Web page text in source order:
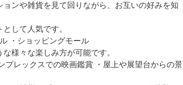
ンや雑貨を見て回りながら、お互いの好みを知
して人気です。
・ショッピングモール
様々な楽しみ方が可能です。
プレックスでの映画鑑賞 ・屋上や展望台からの景